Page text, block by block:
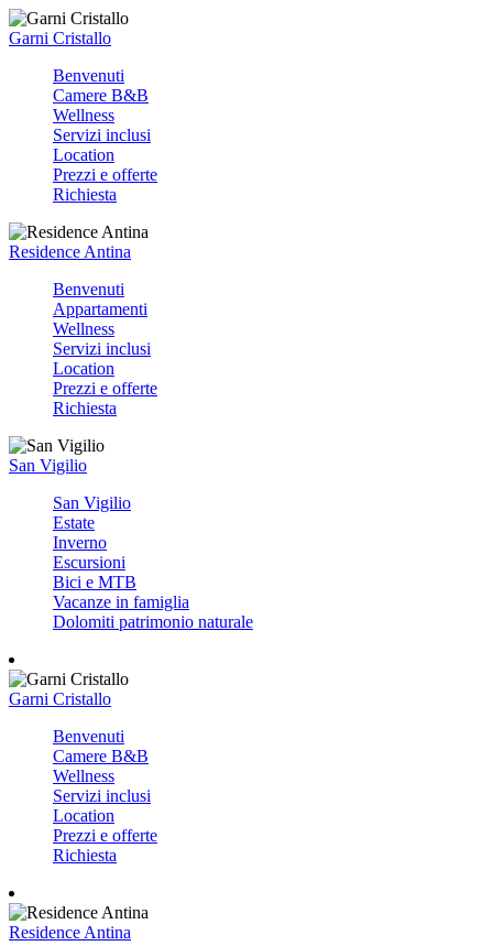
Garni Cristallo
Benvenuti
Camere B&B
Wellness
Servizi inclusi
Location
Prezzi e offerte
Richiesta
Residence Antina
Benvenuti
Appartamenti
Wellness
Servizi inclusi
Location
Prezzi e offerte
Richiesta
San Vigilio
San Vigilio
Estate
Inverno
Escursioni
Bici e MTB
Vacanze in famiglia
Dolomiti patrimonio naturale
Garni Cristallo
Benvenuti
Camere B&B
Wellness
Servizi inclusi
Location
Prezzi e offerte
Richiesta
Residence Antina